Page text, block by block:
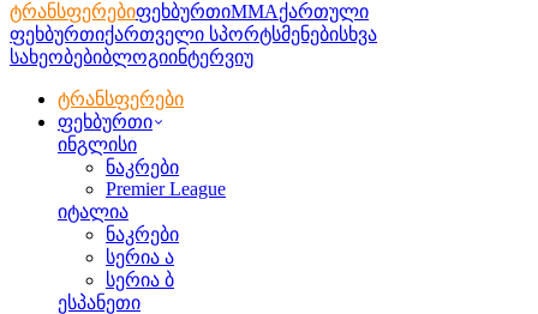
ტრანსფერებიფეხბურთიMMAქართული
ფეხბურთიქართველი სპორტსმენებისხვა
სახეობებიბლოგიინტერვიუ
ტრანსფერები
ფეხბურთი
ინგლისი
ნაკრები
Premier League
იტალია
ნაკრები
სერია ა
სერია ბ
ესპანეთი